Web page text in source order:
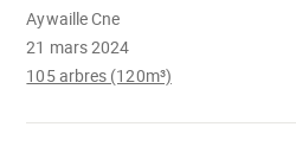
21 mars 2024
Aywaille Cne
105 arbres (120m³)
Aller